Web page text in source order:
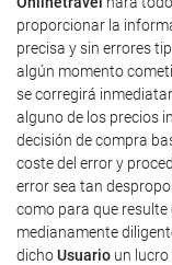
proporcionar la
precisa y sin errores
algún momento
se corregirá
alguno de los precios
decisión de compra
coste del error y
error sea tan
como para que
medianamente
dichoUsuario un